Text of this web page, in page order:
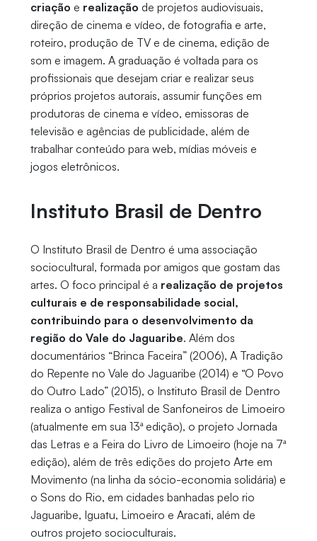
criação e realização de projetos audiovisuais,
direção de cinema e vídeo, de fotografia e arte,
roteiro, produção de TV e de cinema, edição de
som e imagem. A graduação é voltada para os
profissionais que desejam criar e realizar seus
próprios projetos autorais, assumir funções em
produtoras de cinema e vídeo, emissoras de
televisão e agências de publicidade, além de
trabalhar conteúdo para web, mídias móveis e
jogos eletrônicos.
Instituto Brasil de Dentro
O Instituto Brasil de Dentro é uma associação
sociocultural, formada por amigos que gostam das
artes. O foco principal é a realização de projetos
culturais e de responsabilidade social,
contribuindo para o desenvolvimento da
região do Vale do Jaguaribe. Além dos
documentários “Brinca Faceira” (2006), A Tradição
do Repente no Vale do Jaguaribe (2014) e “O Povo
do Outro Lado” (2015), o Instituto Brasil de Dentro
realiza o antigo Festival de Sanfoneiros de Limoeiro
(atualmente em sua 13ª edição), o projeto Jornada
das Letras e a Feira do Livro de Limoeiro (hoje na 7ª
edição), além de três edições do projeto Arte em
Movimento (na linha da sócio-economia solidária) e
o Sons do Rio, em cidades banhadas pelo rio
Jaguaribe, Iguatu, Limoeiro e Aracati, além de
outros projeto socioculturais.